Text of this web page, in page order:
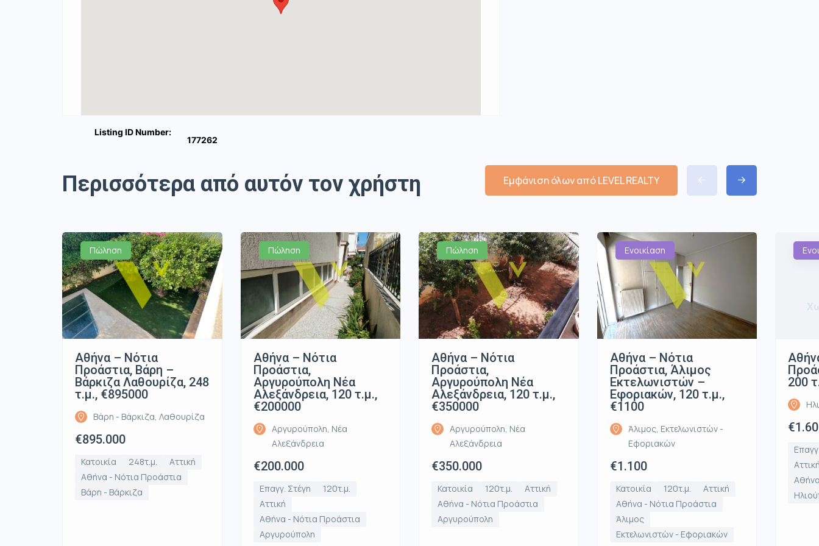
Listing ID Number:
177262
Περισσότερα από αυτόν τον χρήστη Εμφάνιση όλων από LEVEL REALTY
Πώληση
Αθήνα – Νότια
Προάστια, Βάρη –
Βάρκιζα Λαθουρίζα, 248
τ.μ., €895000
Βάρη - Βάρκιζα, Λαθουρίζα
€895.000
Κατοικία 248τ.μ.
Αττική
Αθήνα - Νότια Προάστια
Βάρη - Βάρκιζα
Πώληση
Αθήνα – Νότια
Προάστια,
Αργυρούπολη Νέα
Αλεξάνδρεια, 120 τ.μ.,
€200000
Αργυρούπολη, Νέα
Αλεξάνδρεια
€200.000
Επαγγ. Στέγη
120τ.μ.
Αττική
Αθήνα - Νότια Προάστια
Αργυρούπολη
Πώληση
Αθήνα – Νότια
Προάστια,
Αργυρούπολη Νέα
Αλεξάνδρεια, 120 τ.μ.,
€350000
Αργυρούπολη, Νέα
Αλεξάνδρεια
€350.000
Κατοικία 120τ.μ.
Αττική
Αθήνα - Νότια Προάστια
Αργυρούπολη
Ενοικίαση
Αθήνα – Νότια
Προάστια, Άλιμος
Εκτελωνιστών –
Εφοριακών, 120 τ.μ.,
€1100
Άλιμος, Εκτελωνιστών -
Εφοριακών
€1.100
Κατοικία 120τ.μ.
Αττική
Αθήνα - Νότια Προάστια
Άλιμος
Εκτελωνιστών - Εφοριακών
200